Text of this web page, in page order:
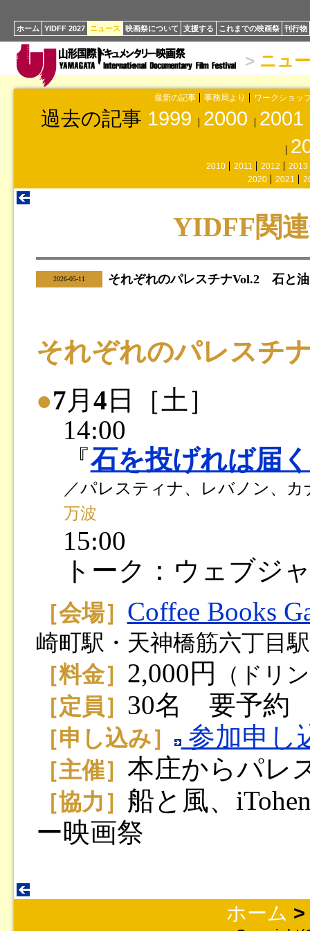
ホーム YIDFF 2027 ニュース 映画祭について 支援する これまでの映画祭 刊行物
> ニュ
最新の記事 事務局より ワークショッ
過去の記事 1999 2000 2001
2010 2011 2012
2013
2020
2021
YIDFF関
2026-05-11 それぞれのパレスチナVol.2 石と
それぞれのパレスチ
●7月 4 日［土］
14:00
『石を投げれば届
／パレスティナ、レバノン、カ
万波
15:00
トーク：ウェブジ
［会場］ Coffee Books
崎町駅・天神橋筋六丁目
［料金］ 2,000円
（ドリ
［定員］ 30名 要予約
［申し込み］ 参加申し
［主催］ 本庄からパレ
［協力］ 船と風、
ー映画祭
ホーム >